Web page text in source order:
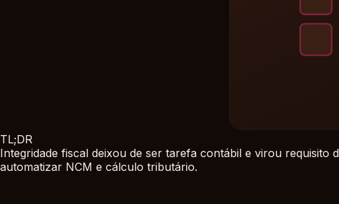
TL;DR
Integridade fiscal deixou de ser tarefa contábil e virou
automatizar NCM e cálculo tributário.